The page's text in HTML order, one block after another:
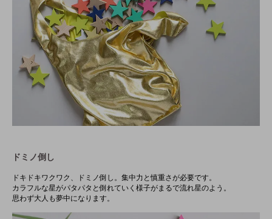
ドミノ倒し
ドキドキワクワク、ドミノ倒し。集中力と慎重さが必要です。
カラフルな星がパタパタと倒れていく様子がまるで流れ星のよう。
思わず大人も夢中になります。